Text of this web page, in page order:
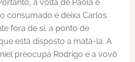
a volta de Paola é
consumado e deixa Carlos
fora de si, a ponto de
está disposto a matá-la. A
preocupa Rodrigo e a vovó